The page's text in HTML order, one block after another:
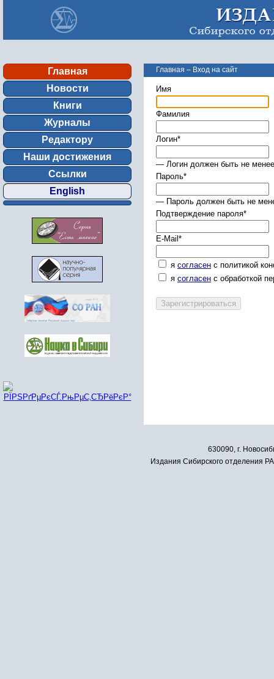
Главная
Новости
Книги
Журналы
Редактору
Наши достижения
Ссылки
English
Главная – Вход на сайт
Имя
Фамилия
Логин*
— Логин должен быть не
Пароль*
— Пароль должен быть не
Подтверждение пароля*
E-Mail *
я согласен с политикой
я согласен с обработкой
630090, г.
Издания Сибирского отделения